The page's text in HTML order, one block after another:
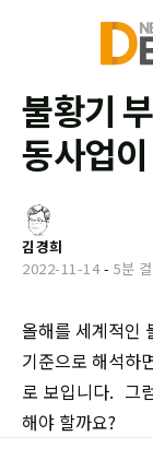
불황기
동사업
김경희
2022-11-14- 5분
올해를 세계적인
기준으로 해석하
로 보입니다. 그
해야 할까요?